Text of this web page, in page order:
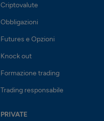
Criptovalute
Obbligazioni
Futures e Opzioni
Knock out
Formazione trading
Trading responsabile
PRIVATE